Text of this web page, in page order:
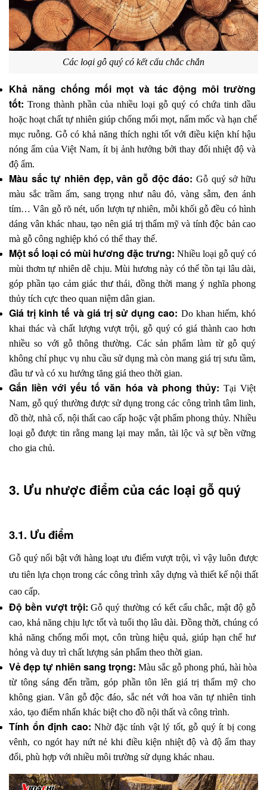
Các loại gỗ quý có kết cấu chắc chắn
Khả năng chống mối mọt và tác động môi trường
tốt: Trong thành phần của nhiều loại gỗ quý có chứa tinh dầu
hoặc hoạt chất tự nhiên giúp chống mối mọt, nấm mốc và hạn chế
mục ruỗng. Gỗ có khả năng thích nghi tốt với điều kiện khí hậu
nóng ẩm của Việt Nam, ít bị ảnh hưởng bởi thay đổi nhiệt độ và
độ ẩm.
Màu sắc tự nhiên đẹp, vân gỗ độc đáo: Gỗ quý sở hữu
màu sắc trầm ấm, sang trọng như nâu đỏ, vàng sẫm, đen ánh
tím… Vân gỗ rõ nét, uốn lượn tự nhiên, mỗi khối gỗ đều có hình
dáng vân khác nhau, tạo nên giá trị thẩm mỹ và tính độc bản cao
mà gỗ công nghiệp khó có thể thay thế.
Một số loại có mùi hương đặc trưng: Nhiều loại gỗ quý có
mùi thơm tự nhiên dễ chịu. Mùi hương này có thể tồn tại lâu dài,
góp phần tạo cảm giác thư thái, đồng thời mang ý nghĩa phong
thủy tích cực theo quan niệm dân gian.
Giá trị kinh tế và giá trị sử dụng cao: Do khan hiếm, khó
khai thác và chất lượng vượt trội, gỗ quý có giá thành cao hơn
nhiều so với gỗ thông thường. Các sản phẩm làm từ gỗ quý
không chỉ phục vụ nhu cầu sử dụng mà còn mang giá trị sưu tầm,
đầu tư và có xu hướng tăng giá theo thời gian.
Gắn liền với yếu tố văn hóa và phong thủy: Tại Việt
Nam, gỗ quý thường được sử dụng trong các công trình tâm linh,
đồ thờ, nhà cổ, nội thất cao cấp hoặc vật phẩm phong thủy. Nhiều
loại gỗ được tin rằng mang lại may mắn, tài lộc và sự bền vững
cho gia chủ.
3. Ưu nhược điểm của các loại gỗ quý
3.1. Ưu điểm
Gỗ quý nổi bật với hàng loạt ưu điểm vượt trội, vì vậy luôn được
ưu tiên lựa chọn trong các công trình xây dựng và thiết kế nội thất
cao cấp.
Độ bền vượt trội: Gỗ quý thường có kết cấu chắc, mật độ gỗ
cao, khả năng chịu lực tốt và tuổi thọ lâu dài. Đồng thời, chúng có
khả năng chống mối mọt, côn trùng hiệu quả, giúp hạn chế hư
hỏng và duy trì chất lượng sản phẩm theo thời gian.
Vẻ đẹp tự nhiên sang trọng: Màu sắc gỗ phong phú, hài hòa
từ tông sáng đến trầm, góp phần tôn lên giá trị thẩm mỹ cho
không gian. Vân gỗ độc đáo, sắc nét với hoa văn tự nhiên tinh
xảo, tạo điểm nhấn khác biệt cho đồ nội thất và công trình.
Tính ổn định cao: Nhờ đặc tính vật lý tốt, gỗ quý ít bị cong
vênh, co ngót hay nứt nẻ khi điều kiện nhiệt độ và độ ẩm thay
đổi, phù hợp với nhiều môi trường sử dụng khác nhau.